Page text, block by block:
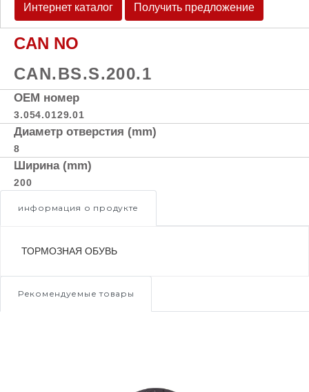
Интернет каталог Получить предложение
CAN NO
CAN.BS.S.200.1
OEM номер
3.054.0129.01
Диаметр отверстия (mm)
8
Ширина (mm)
200
информация о продукте
ТОРМОЗНАЯ ОБУВЬ
Рекомендуемые товары